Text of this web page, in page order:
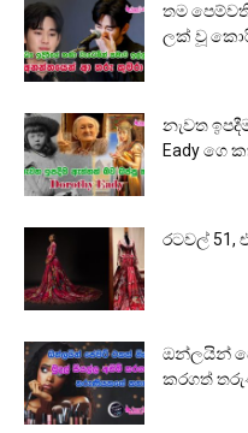
තම
ලක් වූ
නැවත
Eady ගෙ
රටවල් 51,
ඔන්ලයින්
කරගත්